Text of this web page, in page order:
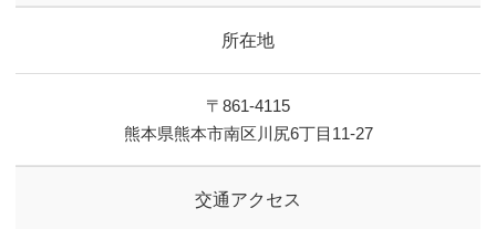
所在地
〒861-4115
熊本県熊本市南区川尻6丁目11-27
交通アクセス